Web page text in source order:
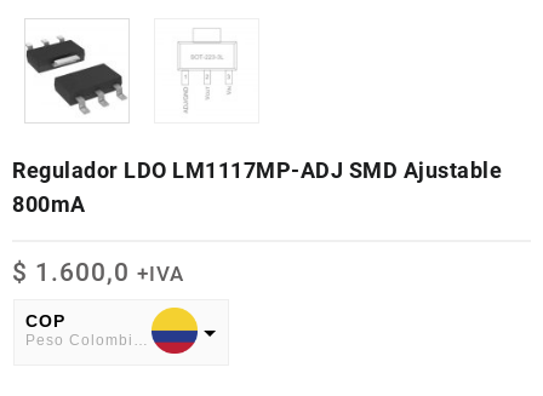
Regulador LDO LM1117MP-ADJ SMD Ajustable
800mA
$ 1.600,0 +IVA
COP
Peso Colombiano